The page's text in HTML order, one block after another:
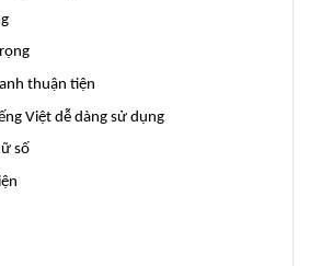
thuận tiện
Việt dễ dàng sử dụng
số